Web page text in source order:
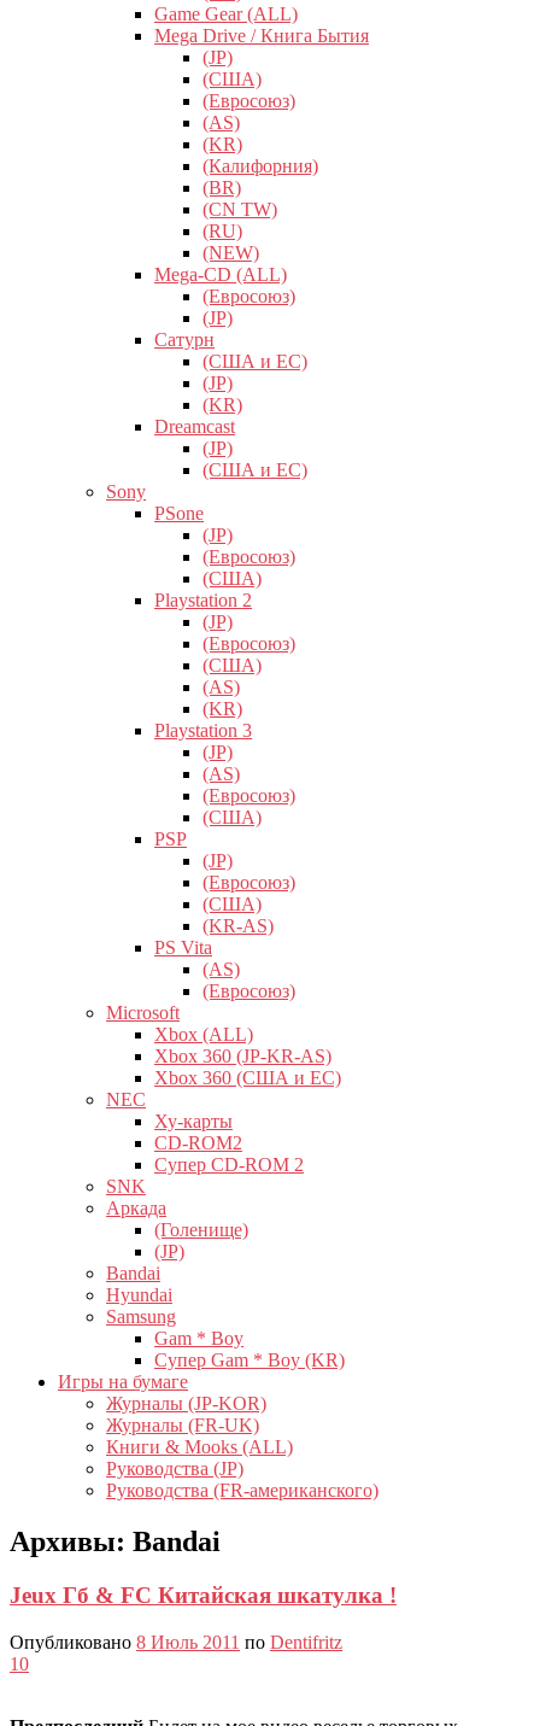
Game Gear (ALL)
Mega Drive / Книга Бытия
(JP)
(США)
(Евросоюз)
(AS)
(KR)
(Калифорния)
(BR)
(CN TW)
(RU)
(NEW)
Mega-CD (ALL)
(Евросоюз)
(JP)
Сатурн
(США и ЕС)
(JP)
(KR)
Dreamcast
(JP)
(США и ЕС)
Sony
PSone
(JP)
(Евросоюз)
(США)
Playstation 2
(JP)
(Евросоюз)
(США)
(AS)
(KR)
Playstation 3
(JP)
(AS)
(Евросоюз)
(США)
PSP
(JP)
(Евросоюз)
(США)
(KR-AS)
PS Vita
(AS)
(Евросоюз)
Microsoft
Xbox (ALL)
Xbox 360 (JP-KR-AS)
Xbox 360 (США и ЕС)
NEC
Ху-карты
CD-ROM2
Супер CD-ROM 2
SNK
Аркада
(Голенище)
(JP)
Bandai
Hyundai
Samsung
Gam * Boy
Супер Gam * Boy (KR)
Игры на бумаге
Журналы (JP-KOR)
Журналы (FR-UK)
Книги & Mooks (ALL)
Руководства (JP)
Руководства (FR-американского)
Архивы: Bandai
Jeux Гб & FC Китайская шкатулка !
Опубликовано 8 Июль 2011 по Dentifritz
10